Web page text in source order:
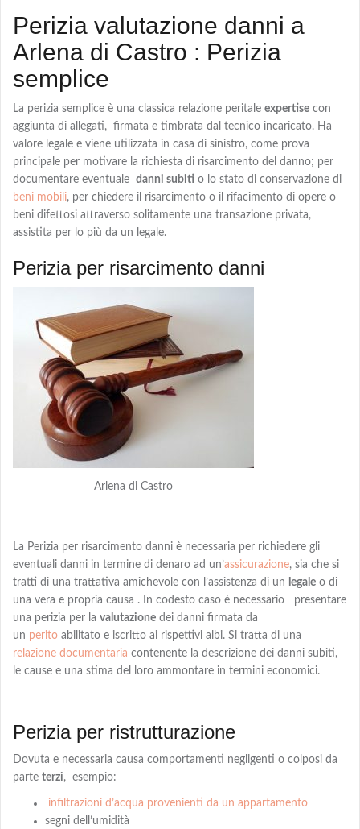
Perizia valutazione danni a
Arlena di Castro : Perizia
semplice
La perizia semplice è una classica relazione peritale expertise con
aggiunta di allegati, firmata e timbrata dal tecnico incaricato. Ha
valore legale e viene utilizzata in casa di sinistro, come prova
principale per motivare la richiesta di risarcimento del danno; per
documentare eventuale danni subiti o lo stato di conservazione di
beni mobili, per chiedere il risarcimento o il rifacimento di opere o
beni difettosi attraverso solitamente una transazione privata,
assistita per lo più da un legale.
Perizia per risarcimento danni
Arlena di Castro
La Perizia per risarcimento danni è necessaria per richiedere gli
eventuali danni in termine di denaro ad un’assicurazione, sia che si
tratti di una trattativa amichevole con l’assistenza di un legale o di
una vera e propria causa . In codesto caso è necessario presentare
una perizia per la valutazione dei danni firmata da
un perito abilitato e iscritto ai rispettivi albi. Si tratta di una
relazione documentaria contenente la descrizione dei danni subiti,
le cause e una stima del loro ammontare in termini economici.
Perizia per ristrutturazione
Dovuta e necessaria causa comportamenti negligenti o colposi da
parte terzi, esempio:
infiltrazioni d’acqua provenienti da un appartamento
segni dell’umidità